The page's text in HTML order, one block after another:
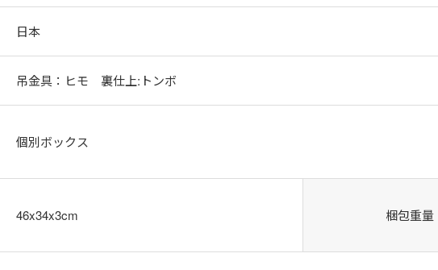
日本
吊金具：ヒモ 裏仕上:トンボ
個別ボックス
46x34x3cm 梱包重量